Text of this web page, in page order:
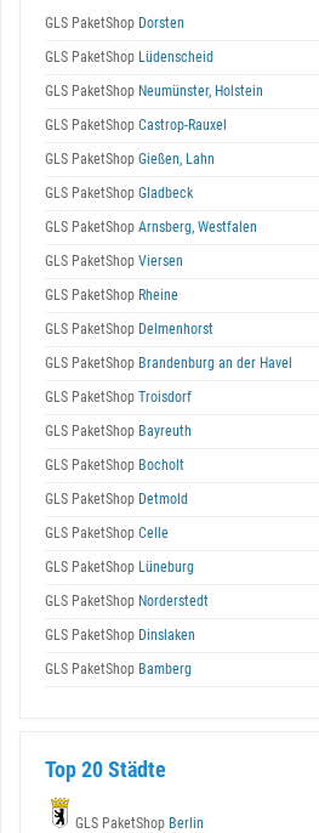
GLS PaketShop Dorsten
GLS PaketShop Lüdenscheid
GLS PaketShop Neumünster, Holstein
GLS PaketShop Castrop-Rauxel
GLS PaketShop Gießen, Lahn
GLS PaketShop Gladbeck
GLS PaketShop Arnsberg, Westfalen
GLS PaketShop Viersen
GLS PaketShop Rheine
GLS PaketShop Delmenhorst
GLS PaketShop Brandenburg an der Havel
GLS PaketShop Troisdorf
GLS PaketShop Bayreuth
GLS PaketShop Bocholt
GLS PaketShop Detmold
GLS PaketShop Celle
GLS PaketShop Lüneburg
GLS PaketShop Norderstedt
GLS PaketShop Dinslaken
GLS PaketShop Bamberg
Top 20 Städte
GLS PaketShop Berlin